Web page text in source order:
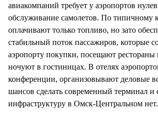
авиакомпаний требует у аэропортов
обслуживание самолетов. По типичному
оплачивают только топливо, но зато
стабильный поток пассажиров, которые
аэропорту покупки, посещают рестораны
ночуют в гостиницах. В отелях
конференции, организовывают деловые
шансов сделать современный терминал
инфраструктуру в Омск-Центральном нет.